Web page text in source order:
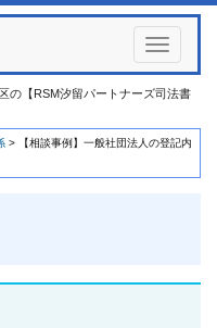
Toggle
の【RSM汐留パートナーズ司法書
>
【相談事例】一般社団法人の登記内